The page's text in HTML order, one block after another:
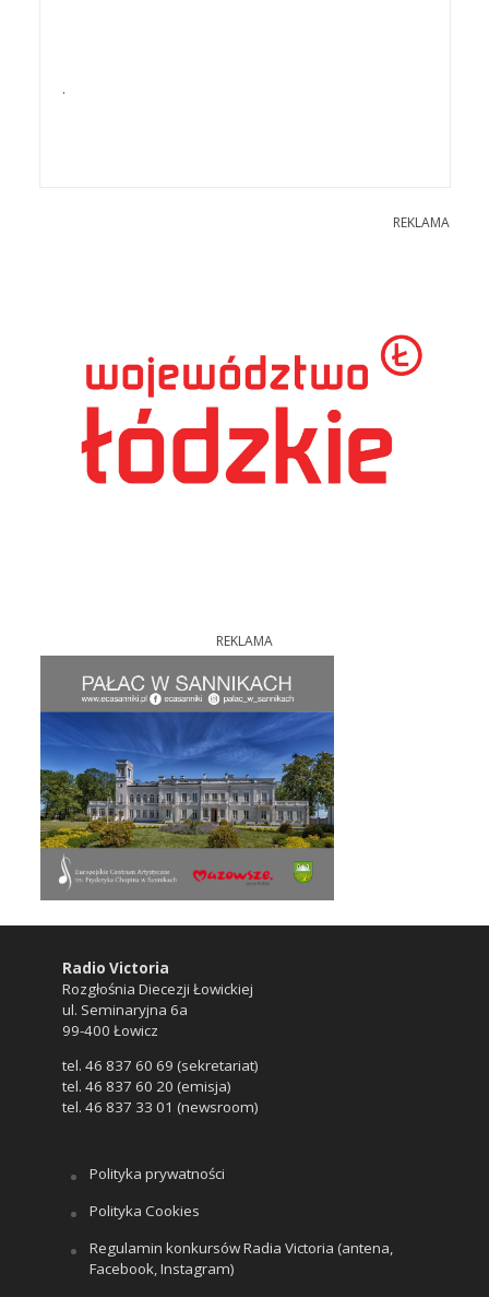
.
REKLAMA
REKLAMA
Radio Victoria
Rozgłośnia Diecezji Łowickiej
ul. Seminaryjna 6a
99-400 Łowicz
tel. 46 837 60 69 (sekretariat)
tel. 46 837 60 20 (emisja)
tel. 46 837 33 01 (newsroom)
Polityka prywatności
Polityka Cookies
Regulamin konkursów Radia Victoria (antena,
Facebook, Instagram)